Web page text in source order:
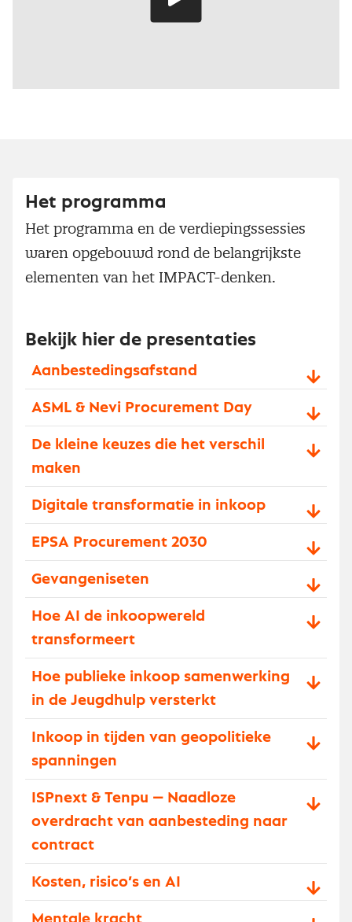
Het programma
Het programma en de verdiepingssessies
waren opgebouwd rond de belangrijkste
elementen van het IMPACT-denken.
Bekijk hier de presentaties
Aanbestedingsafstand
ASML & Nevi Procurement Day
De kleine keuzes die het verschil
maken
Digitale transformatie in inkoop
EPSA Procurement 2030
Gevangeniseten
Hoe AI de inkoopwereld
transformeert
Hoe publieke inkoop samenwerking
in de Jeugdhulp versterkt
Inkoop in tijden van geopolitieke
spanningen
ISPnext & Tenpu — Naadloze
overdracht van aanbesteding naar
contract
Kosten, risico’s en AI